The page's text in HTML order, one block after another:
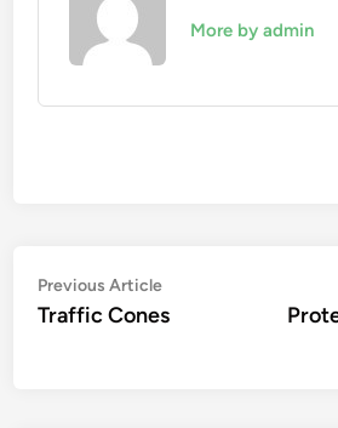
More by admin
Navigation
de
Previous ArticlePrevious
article:
Traffic Cones